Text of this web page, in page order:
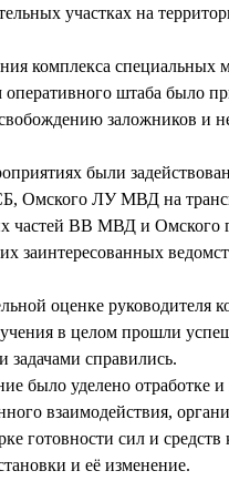
участках на
комплекса специальных
оперативного штаба было
заложников и
были
ЛУ МВД на
ВВ МВД и Омского
заинтересованных
оценке руководителя
в целом прошли
задачами справились.
было уделено отработке
взаимодействия,
готовности сил и
и её изменение.